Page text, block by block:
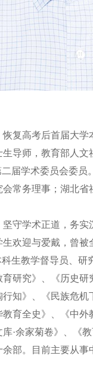
复高考后首届大
导师，教育部人
届学术委员会委
常务理事；湖北
守学术正道，务
欢迎与爱戴，曾
生教学督导员、
研究》、《历史
知》、《民族危
育全史》、《中
·余家菊卷》、《
部。目前主要从事